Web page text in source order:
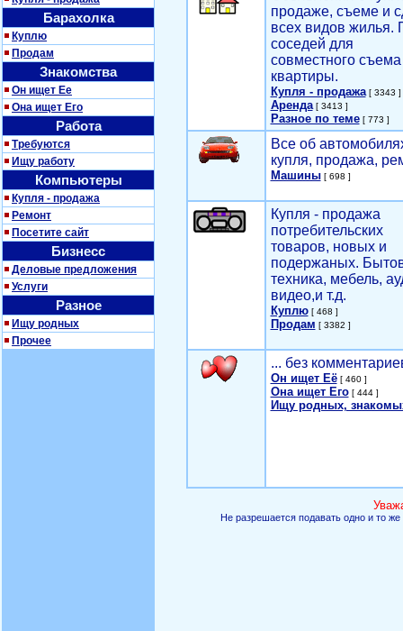
Барахолка
Куплю
Продам
Знакомства
Он ищет Ее
Она ищет Его
Работа
Требуются
Ищу работу
Компьютеры
Купля - продажа
Ремонт
Посетите сайт
Бизнесс
Деловые предложения
Услуги
Разное
Ищу родных
Прочее
продаже, съеме и
всех видов жилья.
соседей для
совместного съема
квартиры.
Купля - продажа[ 3343 ]
Аренда[ 3413 ]
Разное по теме[ 773 ]
Все об
купля, продажа,
Машины[ 698 ]
Купля - продажа
потребительских
товаров, новых и
подержаных.
техника, мебель,
видео,и т.д.
Куплю[ 468 ]
Продам [ 3382 ]
... без
Он ищет Её[ 460 ]
Она ищет Его[ 444 ]
Ищу родных,
Не разрешается подавать одно и то